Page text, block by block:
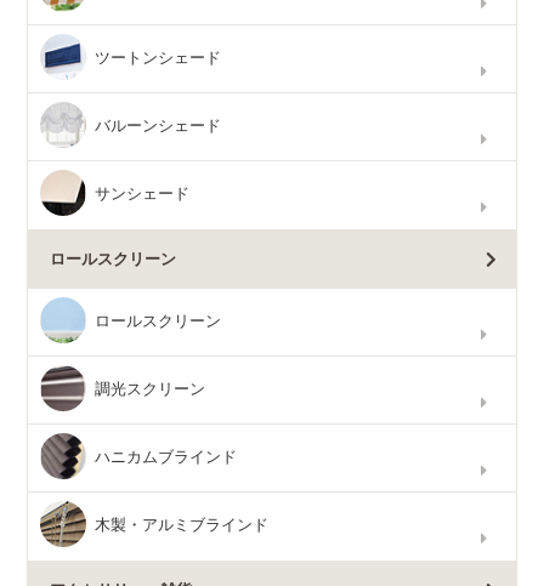
ツートンシェード
バルーンシェード
サンシェード
ロールスクリーン
ロールスクリーン
調光スクリーン
ハニカムブラインド
木製・アルミブラインド